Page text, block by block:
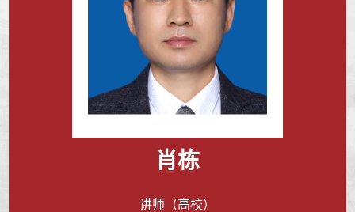
肖栋
讲师（高校）